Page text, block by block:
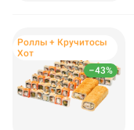
–43%
Роллы + Кручитосы
Хот